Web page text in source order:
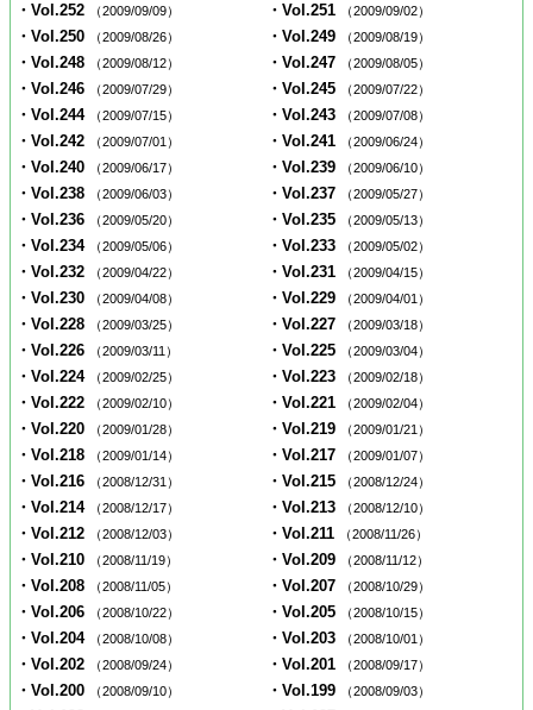
・Vol.252 （2009/09/09） ・Vol.251 （2009/09/02）
・Vol.250 （2009/08/26） ・Vol.249 （2009/08/19）
・Vol.248 （2009/08/12） ・Vol.247 （2009/08/05）
・Vol.246 （2009/07/29） ・Vol.245 （2009/07/22）
・Vol.244 （2009/07/15） ・Vol.243 （2009/07/08）
・Vol.242 （2009/07/01） ・Vol.241 （2009/06/24）
・Vol.240 （2009/06/17） ・Vol.239 （2009/06/10）
・Vol.238 （2009/06/03） ・Vol.237 （2009/05/27）
・Vol.236 （2009/05/20） ・Vol.235 （2009/05/13）
・Vol.234 （2009/05/06） ・Vol.233 （2009/05/02）
・Vol.232 （2009/04/22） ・Vol.231 （2009/04/15）
・Vol.230 （2009/04/08） ・Vol.229 （2009/04/01）
・Vol.228 （2009/03/25） ・Vol.227 （2009/03/18）
・Vol.226 （2009/03/11） ・Vol.225 （2009/03/04）
・Vol.224 （2009/02/25） ・Vol.223 （2009/02/18）
・Vol.222 （2009/02/10） ・Vol.221 （2009/02/04）
・Vol.220 （2009/01/28） ・Vol.219 （2009/01/21）
・Vol.218 （2009/01/14） ・Vol.217 （2009/01/07）
・Vol.216 （2008/12/31） ・Vol.215 （2008/12/24）
・Vol.214 （2008/12/17） ・Vol.213 （2008/12/10）
・Vol.212 （2008/12/03） ・Vol.211 （2008/11/26）
・Vol.210 （2008/11/19） ・Vol.209 （2008/11/12）
・Vol.208 （2008/11/05） ・Vol.207 （2008/10/29）
・Vol.206 （2008/10/22） ・Vol.205 （2008/10/15）
・Vol.204 （2008/10/08） ・Vol.203 （2008/10/01）
・Vol.202 （2008/09/24） ・Vol.201 （2008/09/17）
・Vol.200 （2008/09/10） ・Vol.199 （2008/09/03）